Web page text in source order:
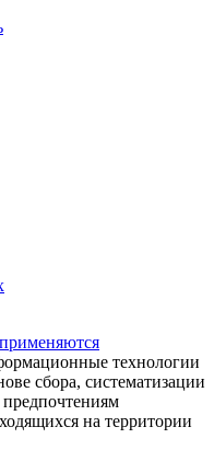
применяются
технологии
сбора, систематизации
на территории